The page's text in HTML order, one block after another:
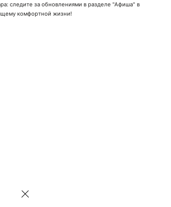
следите за обновлениями в разделе "Афиша" в
комфортной жизни!